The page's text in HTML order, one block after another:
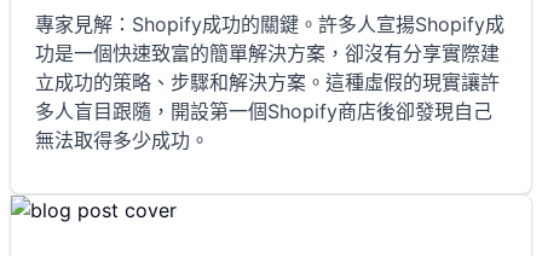
專家見解：Shopify成功的關鍵。許多人宣揚Shopify成
功是一個快速致富的簡單解決方案，卻沒有分享實際建
立成功的策略、步驟和解決方案。這種虛假的現實讓許
多人盲目跟隨，開設第一個Shopify商店後卻發現自己
無法取得多少成功。